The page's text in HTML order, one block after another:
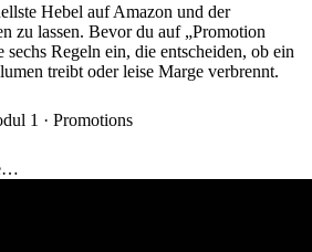
Hebel auf Amazon und der
zu lassen. Bevor du auf „Promotion
Regeln ein, die entscheiden, ob ein
treibt oder leise Marge verbrennt.
1 · Promotions